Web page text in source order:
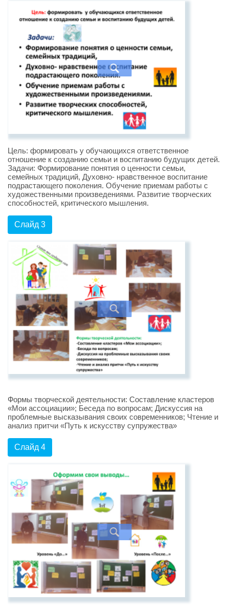
Цель: формировать у обучающихся ответственное
отношение к созданию семьи и воспитанию будущих детей.
Задачи: Формирование понятия о ценности семьи,
семейных традиций, Духовно- нравственное воспитание
подрастающего поколения. Обучение приемам работы с
художественными произведениями. Развитие творческих
способностей, критического мышления.
Слайд 3
Формы творческой деятельности: Составление кластеров
«Мои ассоциации»; Беседа по вопросам; Дискуссия на
проблемные высказывания своих современников; Чтение и
анализ притчи «Путь к искусству супружества»
Слайд 4